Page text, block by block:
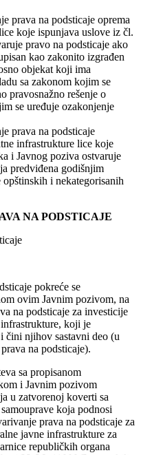
prava na podsticaje oprema
koje ispunjava uslove iz čl.
pravo na podsticaje ako
kao zakonito izgrađen
objekat koji ima
sa zakonom kojim se
pravosnažno rešenje o
se uređuje ozakonjenje
prava na podsticaje
infrastrukture lice koje
i Javnog poziva ostvaruje
predviđena godišnjim
i nekategorisanih
NA PODSTICAJE
pokreće se
ovim Javnim pozivom, na
na podsticaje za investicije
koji je
čini njihov sastavni deo (u
na podsticaje).
sa propisanom
i Javnim pozivom
u zatvorenoj koverti sa
koja podnosi
prava na podsticaje za
javne infrastrukture za
republičkih organa